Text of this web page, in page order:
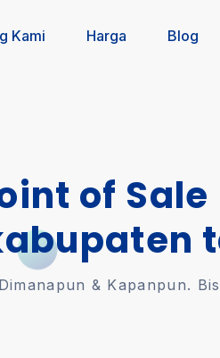
Kami Harga Blog
of Sale
& Kapanpun.